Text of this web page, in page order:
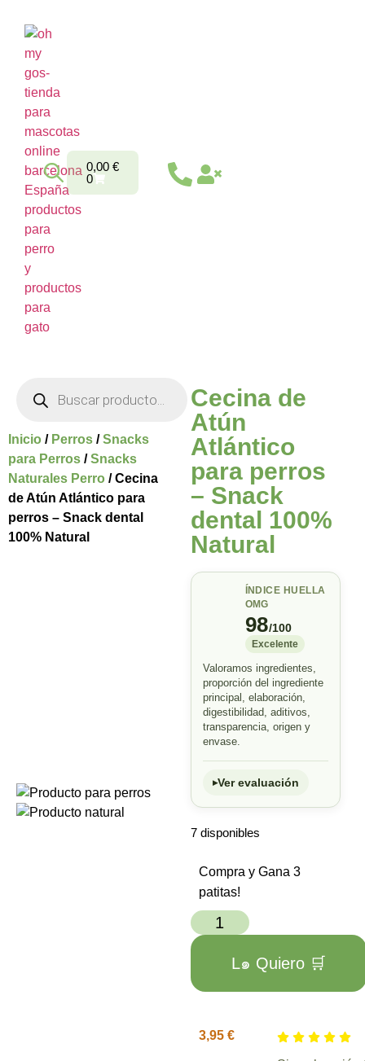
0,00 €
0
Inicio / Perros /Snacks
para Perros /Snacks
Naturales Perro / Cecina
de Atún Atlántico para
perros – Snack dental
100% Natural
Cecina de
Atún
Atlántico
para perros
– Snack
dental 100%
Natural
ÍNDICE HUELLA
OMG
98/100
Excelente
Valoramos ingredientes,
proporción del ingrediente
principal, elaboración,
digestibilidad, aditivos,
transparencia, origen y
envase.
Ver evaluación
7 disponibles
Compra y Gana 3
patitas!
L๑ Quiero 🛒
3,95 €